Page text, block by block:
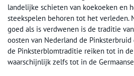
landelijke schieten van koekoeken en
steekspelen behoren tot het verleden.
goed als is verdwenen is de traditie
oosten van Nederland de
de Pinksterblomtraditie reiken tot in
waarschijnlijk zelfs tot in de